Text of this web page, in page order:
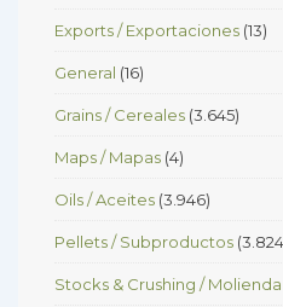
Exports / Exportaciones (13)
General (16)
Grains / Cereales (3.645)
Maps / Mapas (4)
Oils / Aceites (3.946)
Pellets / Subproductos
Stocks & Crushing /